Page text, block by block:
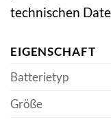
technischen
EIGENSCHAFT
Batterietyp
Größe